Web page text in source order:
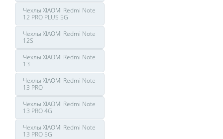
Чехлы XIAOMI Redmi Note
12 PRO PLUS 5G
Чехлы XIAOMI Redmi Note
12S
Чехлы XIAOMI Redmi Note
13
Чехлы XIAOMI Redmi Note
13 PRO
Чехлы XIAOMI Redmi Note
13 PRO 4G
Чехлы XIAOMI Redmi Note
13 PRO 5G